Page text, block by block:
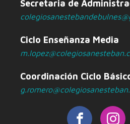
Secretaria de
Ciclo Enseñanza Media
Coordinación Ciclo